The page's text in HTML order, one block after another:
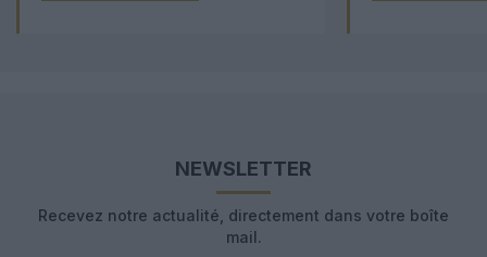
NEWSLETTER
Recevez notre actualité, directement dans votre boîte
mail.